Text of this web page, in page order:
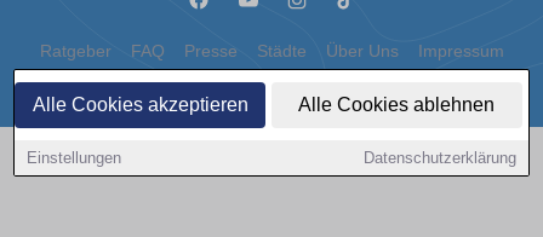
Alle Cookies akzeptieren Alle Cookies ablehnen
Einstellungen Datenschutzerklärung
Ratgeber FAQ Presse Städte Über Uns Impressum
Datenschutz Cookies
Copyright © 2000 - 2026 | 1A Infosysteme GmbH | Content by: 1a-sites-autos